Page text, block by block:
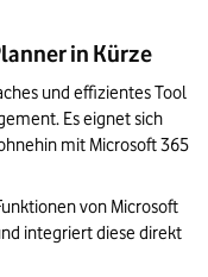
in Kürze
und effizientes Tool
Es eignet sich
mit Microsoft 365
von Microsoft
integriert diese direkt